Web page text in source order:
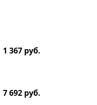
1 367 руб.
7 692 руб.